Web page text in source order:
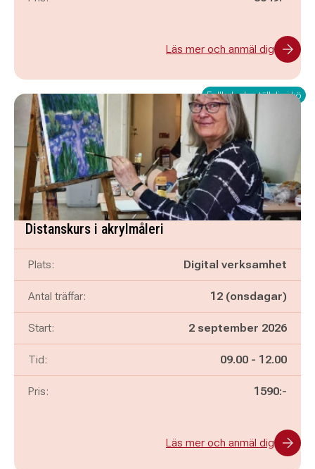
Läs mer och anmäl dig
Fullbokad - ställ dig i kö
Distanskurs i akrylmåleri
Plats: Digital verksamhet
Antal träffar: 12 (onsdagar)
Start: 2 september 2026
Tid: Pågår mellan
09.00 - och
12.00
Pris: 1590:-
Läs mer och anmäl dig